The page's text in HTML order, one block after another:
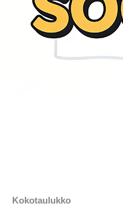
Kokotaulukko